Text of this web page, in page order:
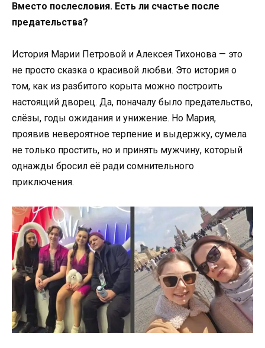
Вместо послесловия. Есть ли счастье после
предательства?
История Марии Петровой и Алексея Тихонова — это
не просто сказка о красивой любви. Это история о
том, как из разбитого корыта можно построить
настоящий дворец. Да, поначалу было предательство,
слёзы, годы ожидания и унижение. Но Мария,
проявив невероятное терпение и выдержку, сумела
не только простить, но и принять мужчину, который
однажды бросил её ради сомнительного
приключения.